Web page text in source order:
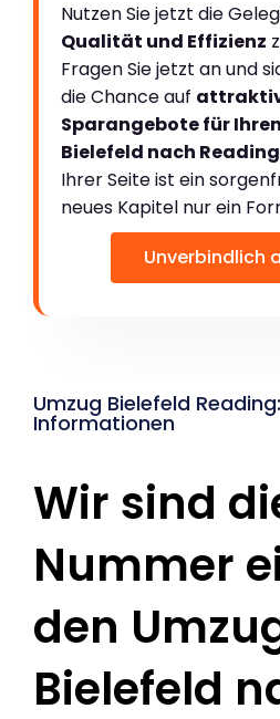
Nutzen Sie jetzt die
Qualität und Effizienz
Fragen Sie jetzt an und
die Chance auf
Sparangebote für
Bielefeld nach Reading
Ihrer Seite ist ein
neues Kapitel nur ein
Unverbindlich
Umzug Bielefeld
Informationen
Wir sind
Nummer
den
Bielefeld